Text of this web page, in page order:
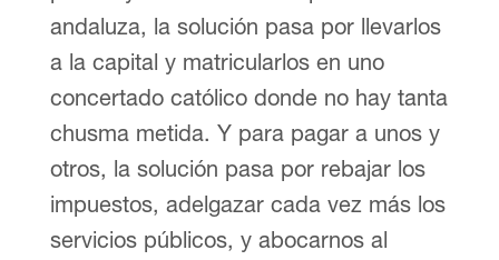
andaluza, la solución pasa por llevarlos
a la capital y matricularlos en uno
concertado católico donde no hay tanta
chusma metida. Y para pagar a unos y
otros, la solución pasa por rebajar los
impuestos, adelgazar cada vez más los
servicios públicos, y abocarnos al